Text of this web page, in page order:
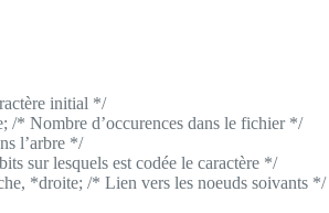
initial */
/* Nombre d’occurences dans le fichier */
l’arbre */
sur lesquels est codée le caractère */
*droite; /* Lien vers les noeuds soivants */